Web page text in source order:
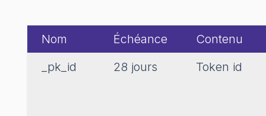
Nom Échéance
Contenu
_pk_id
28 jours Token id